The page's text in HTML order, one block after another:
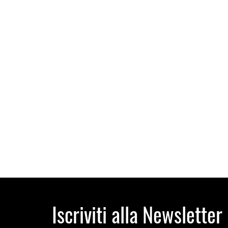
Iscriviti alla Newsletter